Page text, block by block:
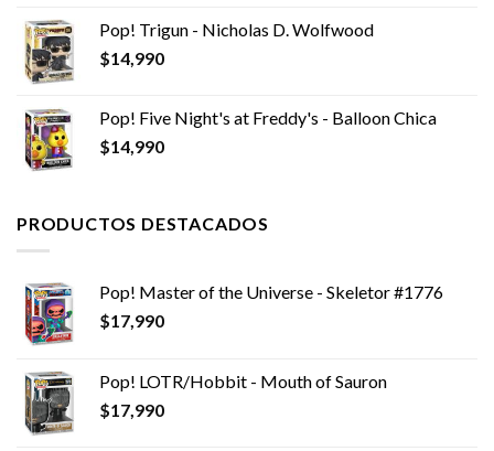
Pop! Trigun - Nicholas D. Wolfwood
$14,990
Pop! Five Night's at Freddy's - Balloon Chica
$14,990
PRODUCTOS DESTACADOS
Pop! Master of the Universe - Skeletor #1776
$17,990
Pop! LOTR/Hobbit - Mouth of Sauron
$17,990